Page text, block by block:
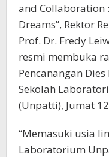
and Collaboration
Dreams”, Rektor
Prof. Dr. Fredy
resmi membuka
Pencanangan
Sekolah
(Unpatti), Jumat
“Memasuki usia
Laboratorium